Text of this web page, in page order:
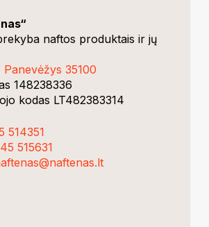
naftos produktais ir jų
Panevėžys 35100
148238336
kodas LT482383314
514351
515631